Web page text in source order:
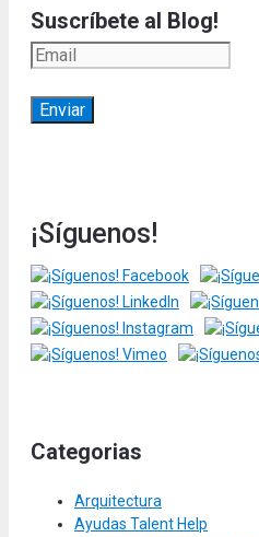
Suscríbete al Blog!
¡Síguenos!
Categorias
Arquitectura
Ayudas Talent Help